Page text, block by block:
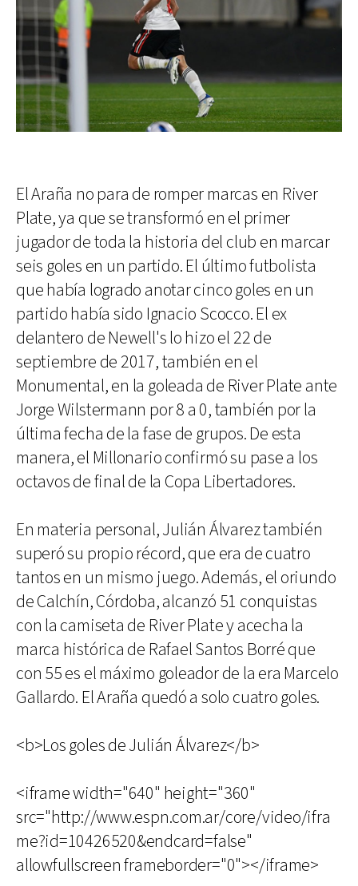
El Araña no para de romper marcas en River
Plate, ya que se transformó en el primer
jugador de toda la historia del club en marcar
seis goles en un partido. El último futbolista
que había logrado anotar cinco goles en un
partido había sido Ignacio Scocco. El ex
delantero de Newell's lo hizo el 22 de
septiembre de 2017, también en el
Monumental, en la goleada de River Plate ante
Jorge Wilstermann por 8 a 0, también por la
última fecha de la fase de grupos. De esta
manera, el Millonario confirmó su pase a los
octavos de final de la Copa Libertadores.
En materia personal, Julián Álvarez también
superó su propio récord, que era de cuatro
tantos en un mismo juego. Además, el oriundo
de Calchín, Córdoba, alcanzó 51 conquistas
con la camiseta de River Plate y acecha la
marca histórica de Rafael Santos Borré que
con 55 es el máximo goleador de la era Marcelo
Gallardo. El Araña quedó a solo cuatro goles.
<b>Los goles de Julián Álvarez</b>
<iframe width="640" height="360"
src="http://www.espn.com.ar/core/video/ifra
me?id=10426520&endcard=false"
allowfullscreen frameborder="0"></iframe>